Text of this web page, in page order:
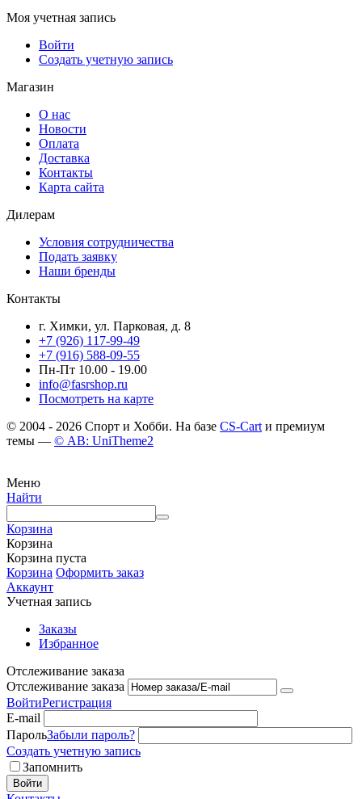
Моя учетная запись
Войти
Создать учетную запись
Магазин
О нас
Новости
Оплата
Доставка
Контакты
Карта сайта
Дилерам
Условия сотрудничества
Подать заявку
Наши бренды
Контакты
г. Химки, ул. Парковая, д. 8
+7 (926) 117-99-49
+7 (916) 588-09-55
Пн-Пт 10.00 - 19.00
info@fasrshop.ru
Посмотреть на карте
© 2004 - 2026 Спорт и Хобби. На базе CS-Cart и премиум
темы — © AB: UniTheme2
Меню
Найти
Корзина
Корзина
Корзина пуста
Корзина Оформить заказ
Аккаунт
Учетная запись
Заказы
Избранное
Отслеживание заказа
Отслеживание заказа
ВойтиРегистрация
E-mail
ПарольЗабыли пароль?
Создать учетную запись
Запомнить
Войти